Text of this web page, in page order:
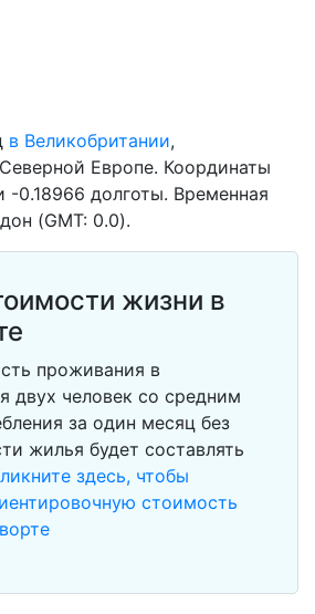
в Великобритании,
Европе. Координаты
0.18966 долготы. Временная
(GMT: 0.0).
жизни в
проживания в
двух человек со средним
за один месяц без
жилья будет составлять
здесь, чтобы
стоимость